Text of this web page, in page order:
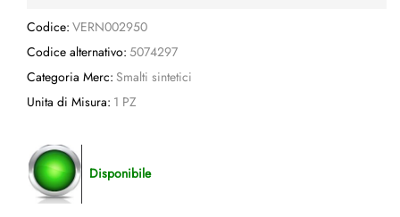
Codice: VERN002950
Codice alternativo: 5074297
Categoria Merc: Smalti sintetici
Unita di Misura: 1 PZ
Disponibile